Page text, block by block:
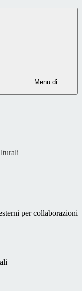
Menu di
per collaborazioni